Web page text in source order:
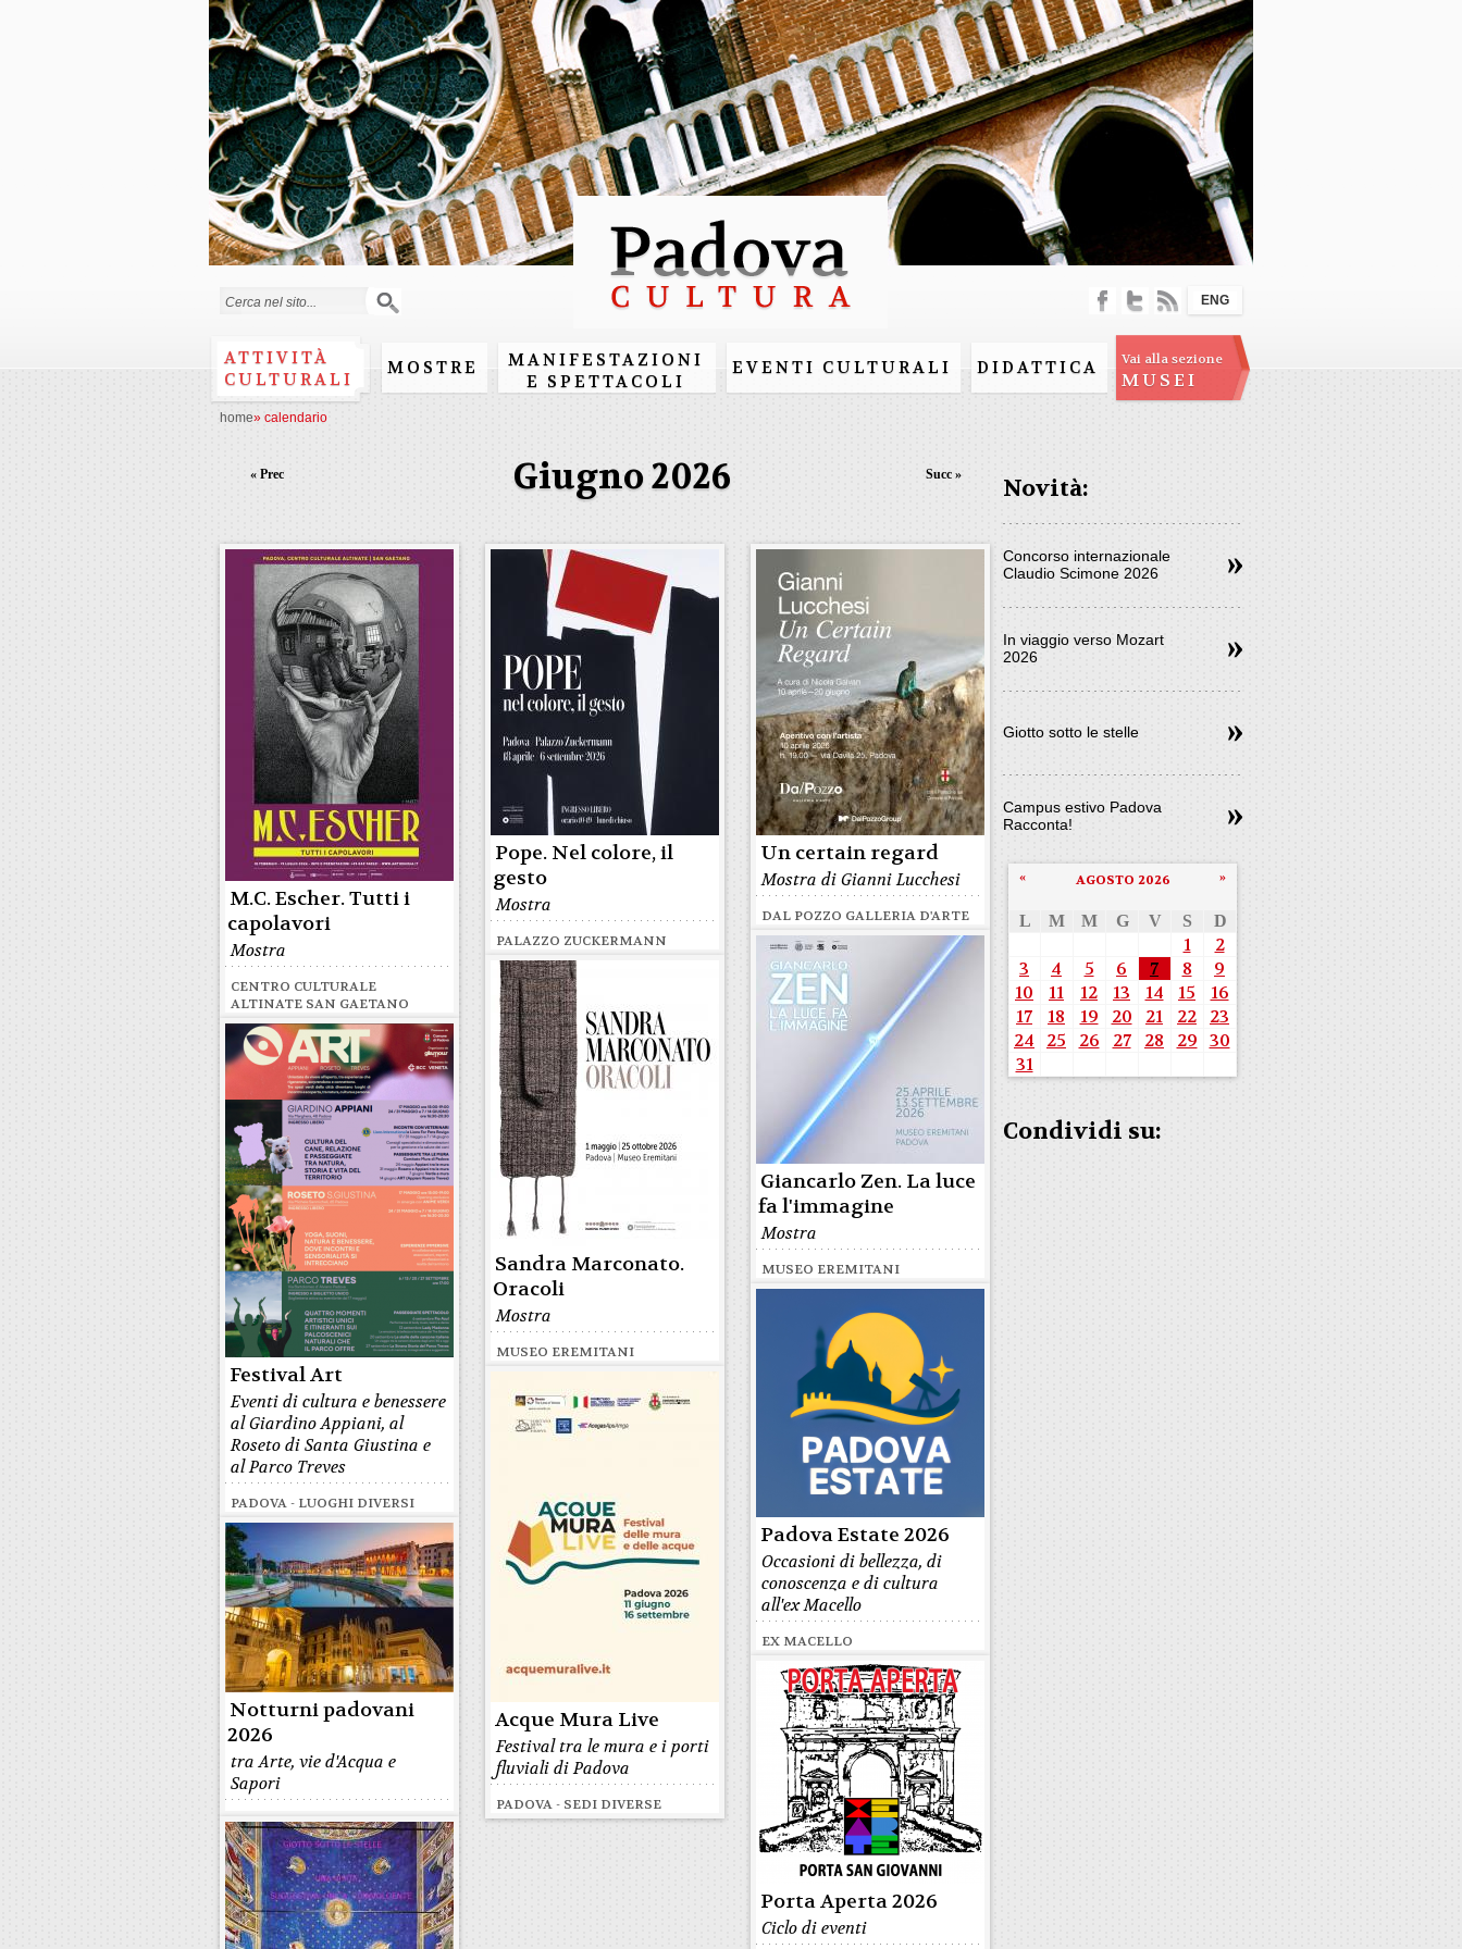
Salta al
contenuto
principale
Form di ricerca
ATTIVITÀ
CULTURALI
MOSTRE
MANIFESTAZIONI
E SPETTACOLI
EVENTI CULTURALI DIDATTICA Vai alla sezione
MUSEI
ENG
home» calendario
Giugno 2026
« Prec Succ »
M.C. Escher. Tutti i
capolavori
Mostra
CENTRO CULTURALE
ALTINATE SAN GAETANO
Pope. Nel colore, il
gesto
Mostra
PALAZZO ZUCKERMANN
Un certain regard
Mostra di Gianni Lucchesi
DAL POZZO GALLERIA D'ARTE
Giancarlo Zen. La luce
fa l'immagine
Mostra
MUSEO EREMITANI
Sandra Marconato.
Oracoli
Mostra
MUSEO EREMITANI
Festival Art
Eventi di cultura e benessere
al Giardino Appiani, al
Roseto di Santa Giustina e
al Parco Treves
PADOVA - LUOGHI DIVERSI
Padova Estate 2026
Occasioni di bellezza, di
conoscenza e di cultura
all'ex Macello
EX MACELLO
Acque Mura Live
Festival tra le mura e i porti
fluviali di Padova
PADOVA - SEDI DIVERSE
Notturni padovani
2026
tra Arte, vie d'Acqua e
Sapori
Porta Aperta 2026
Ciclo di eventi
Novità:
Concorso internazionale
Claudio Scimone 2026
In viaggio verso Mozart
2026
Giotto sotto le stelle
Campus estivo Padova
Racconta!
AGOSTO 2026
« »
L M M G V S D
1
2
3
4 5 6 7 8
9
10
11 12 13 14 15
16
17
18 19 20 21 22
23
24
25 26 27 28 29 30
31
Condividi su: